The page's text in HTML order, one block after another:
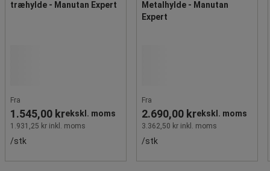
træhylde - Manutan Expert
Fra
1.545,00 krekskl. moms
1.931,25 kr inkl. moms
/stk
Metalhylde - Manutan
Expert
Fra
2.690,00 krekskl. moms
3.362,50 kr inkl. moms
/stk